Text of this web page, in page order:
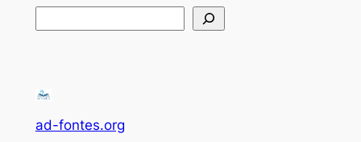
ad-fontes.org